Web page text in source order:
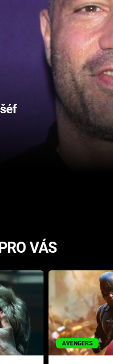
VÁS
AVENGERS